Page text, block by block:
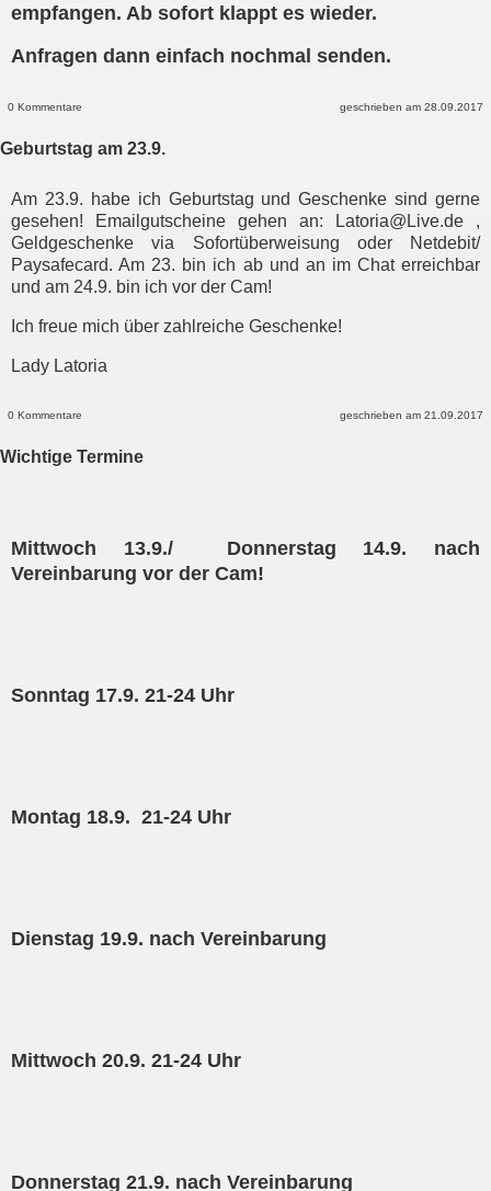
empfangen. Ab sofort klappt es wieder.
Anfragen dann einfach nochmal senden.
0 Kommentare geschrieben am 28.09.2017
Geburtstag am 23.9.
Am 23.9. habe ich Geburtstag und Geschenke sind gerne
gesehen! Emailgutscheine gehen an: Latoria@Live.de ,
Geldgeschenke via Sofortüberweisung oder Netdebit/
Paysafecard. Am 23. bin ich ab und an im Chat erreichbar
und am 24.9. bin ich vor der Cam!
Ich freue mich über zahlreiche Geschenke!
Lady Latoria
0 Kommentare geschrieben am 21.09.2017
Wichtige Termine
Mittwoch 13.9./ Donnerstag 14.9. nach
Vereinbarung vor der Cam!
Sonntag 17.9. 21-24 Uhr
Montag 18.9. 21-24 Uhr
Dienstag 19.9. nach Vereinbarung
Mittwoch 20.9. 21-24 Uhr
Donnerstag 21.9. nach Vereinbarung